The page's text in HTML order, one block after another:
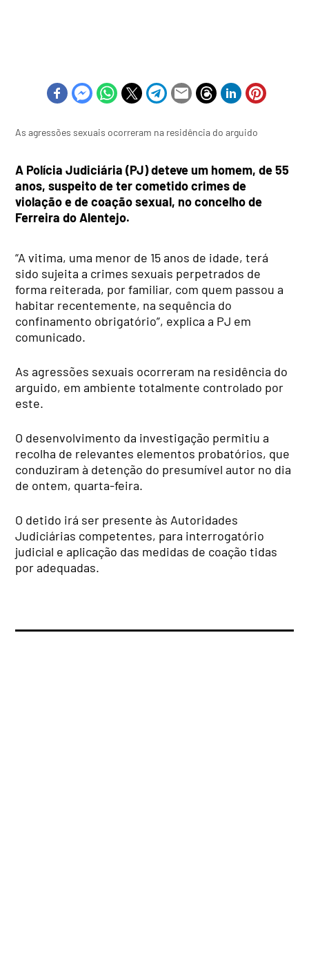
As agressões sexuais ocorreram na residência do arguido
A Polícia Judiciária (PJ) deteve um homem, de 55
anos, suspeito de ter cometido crimes de
violação e de coação sexual, no concelho de
Ferreira do Alentejo.
“A vitima, uma menor de 15 anos de idade, terá
sido sujeita a crimes sexuais perpetrados de
forma reiterada, por familiar, com quem passou a
habitar recentemente, na sequência do
confinamento obrigatório”, explica a PJ em
comunicado.
As agressões sexuais ocorreram na residência do
arguido, em ambiente totalmente controlado por
este.
O desenvolvimento da investigação permitiu a
recolha de relevantes elementos probatórios, que
conduziram à detenção do presumível autor no dia
de ontem, quarta-feira.
O detido irá ser presente às Autoridades
Judiciárias competentes, para interrogatório
judicial e aplicação das medidas de coação tidas
por adequadas.